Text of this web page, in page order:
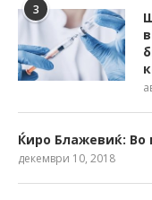
3
Ќиро Блажевиќ: Во
декември 10, 2018